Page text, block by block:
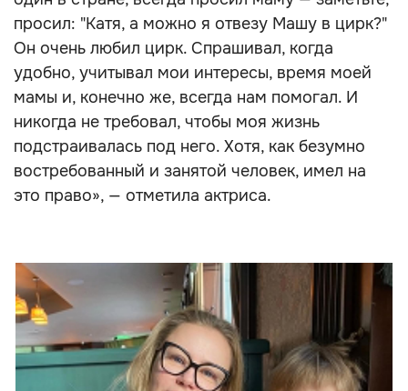
просил: "Катя, а можно я отвезу Машу в цирк?"
Он очень любил цирк. Спрашивал, когда
удобно, учитывал мои интересы, время моей
мамы и, конечно же, всегда нам помогал. И
никогда не требовал, чтобы моя жизнь
подстраивалась под него. Хотя, как безумно
востребованный и занятой человек, имел на
это право», — отметила актриса.